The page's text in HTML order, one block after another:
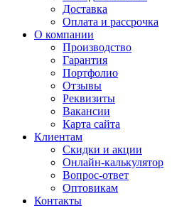
Доставка
Оплата и рассрочка
О компании
Производство
Гарантия
Портфолио
Отзывы
Реквизиты
Вакансии
Карта сайта
Клиентам
Скидки и акции
Онлайн-калькулятор
Вопрос-ответ
Оптовикам
Контакты